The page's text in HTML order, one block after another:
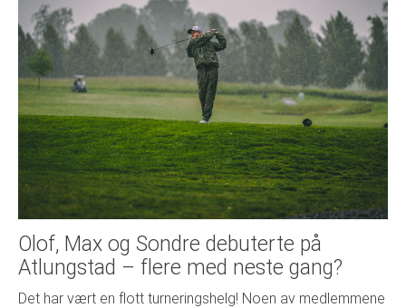
Olof, Max og Sondre debuterte på
Atlungstad – flere med neste gang?
Det har vært en flott turneringshelg! Noen av medlemmene